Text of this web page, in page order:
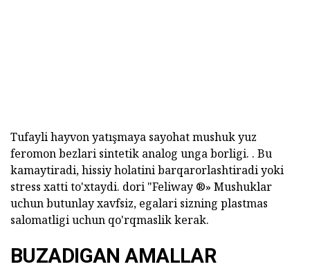
Tufayli hayvon yatışmaya sayohat mushuk yuz
feromon bezlari sintetik analog unga borligi. . Bu
kamaytiradi, hissiy holatini barqarorlashtiradi yoki
stress xatti to'xtaydi. dori "Feliway ®» Mushuklar
uchun butunlay xavfsiz, egalari sizning plastmas
salomatligi uchun qo'rqmaslik kerak.
BUZADIGAN AMALLAR